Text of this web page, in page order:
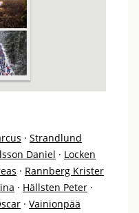
· Strandlund
Daniel · Locken
· Rannberg Krister
· Hällsten Peter ·
· Vainionpää